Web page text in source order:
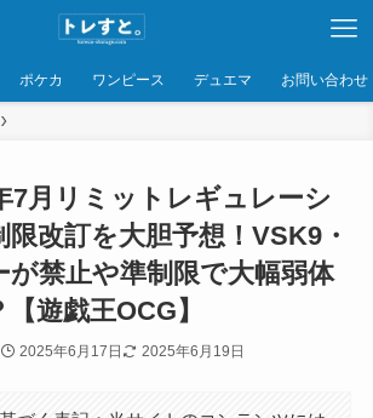
ポケカ ワンピース デュエマ お問い合わせ
7月リミットレギュレーシ
限改訂を大胆予想！VSK9・
が禁止や準制限で大幅弱体
遊戯王OCG】
2025年6月17日 2025年6月19日